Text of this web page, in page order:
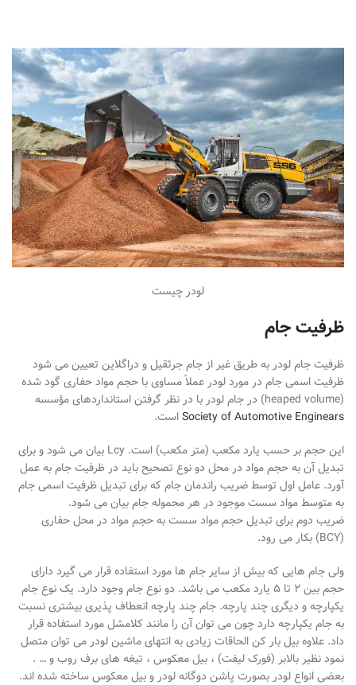
لودر چیست
ظرفیت جام
ظرفیت جام لودر به طریق غیر از جام جرثقیل و دراگلاین تعیین می شود
ظرفیت اسمی جام در مورد لودر عملاً مساوی با حجم مواد حفاری گود شده
(heaped volume) در جام لودر با در نظر گرفتن استانداردهای مؤسسه
Society of Automotive Enginearsاست.
این حجم بر حسب یارد مکعب (متر مکعب)‌ است. Lcy بیان می شود و برای
تبدیل آن به حجم مواد در محل دو نوع تصحیح باید در ظرفیت جام به عمل
آورد. عامل اول توسط ضریب راندمان جام که برای تبدیل ظرفیت اسمی جام
به متوسط مواد سست موجود در هر محموله جام بیان می شود.
ضریب دوم برای تبدیل حجم مواد سست به حجم مواد در محل حفاری
(BCY) بکار می رود.
ولی جام هایی که بیش از سایر جام ها مورد استفاده قرار می گیرد دارای
حجم بین ۲ تا ۵ یارد مکعب می باشد. دو نوع جام وجود دارد. یک نوع جام
یکپارچه و دیگری چند پارچه. جام چند پارچه انعطاف پذیری بیشتری نسبت
به جام یکپارچه دارد چون می توان آن را مانند کلامشل مورد استفاده قرار
داد. علاوه بیل بار کن الحاقات زیادی به انتهای ماشین لودر می توان متصل
نمود نظیر بالابر (فورک لیفت) ، بیل معکوس ، تیغه های برف روب و … .
بعضی انواع لودر بصورت پاشن دوگانه لودر و بیل معکوس ساخته شده اند.